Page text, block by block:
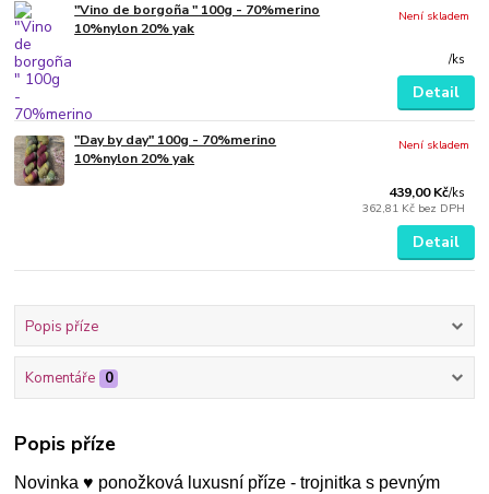
"Vino de borgoña " 100g - 70%merino
10%nylon 20% yak
/ks
Není skladem
Detail
"Day by day" 100g - 70%merino
10%nylon 20% yak
439,00 Kč/ks
362,81 Kč bez DPH
Není skladem
Detail
Popis příze
Komentáře 0
Popis příze
Novinka ♥ ponožková luxusní příze - trojnitka s pevným